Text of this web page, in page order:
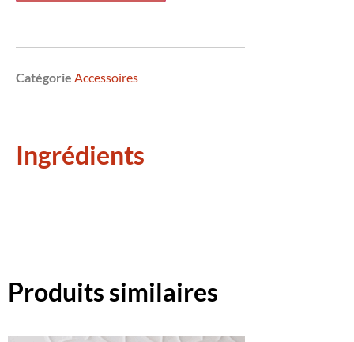
Catégorie Accessoires
Ingrédients
Produits similaires